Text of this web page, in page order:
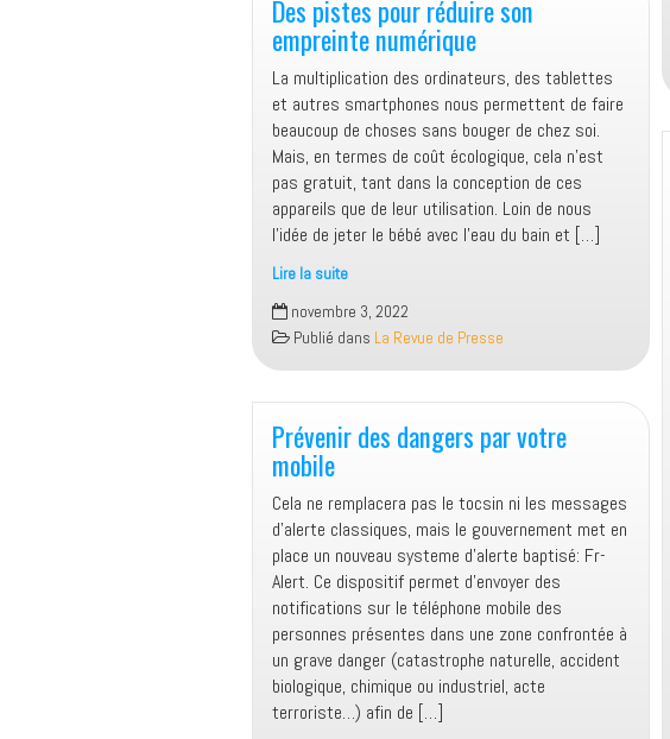
pont
Des pistes pour réduire son
empreinte numérique
La multiplication des ordinateurs, des tablettes
et autres smartphones nous permettent de faire
beaucoup de choses sans bouger de chez soi.
Mais, en termes de coût écologique, cela n’est
pas gratuit, tant dans la conception de ces
appareils que de leur utilisation. Loin de nous
l’idée de jeter le bébé avec l’eau du bain et […]
Lire la suite
Des
pistes
pour
réduire
son
empreinte
numérique
novembre 3, 2022
Publié dans La Revue de Presse
Prévenir des dangers par votre
mobile
Cela ne remplacera pas le tocsin ni les messages
d’alerte classiques, mais le gouvernement met en
place un nouveau systeme d’alerte baptisé: Fr-
Alert. Ce dispositif permet d’envoyer des
notifications sur le téléphone mobile des
personnes présentes dans une zone confrontée à
un grave danger (catastrophe naturelle, accident
biologique, chimique ou industriel, acte
terroriste…) afin de […]